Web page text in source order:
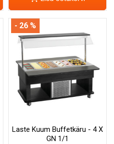
Laste Kuum Buffetkäru - 4 X
GN 1/1
- 26 %